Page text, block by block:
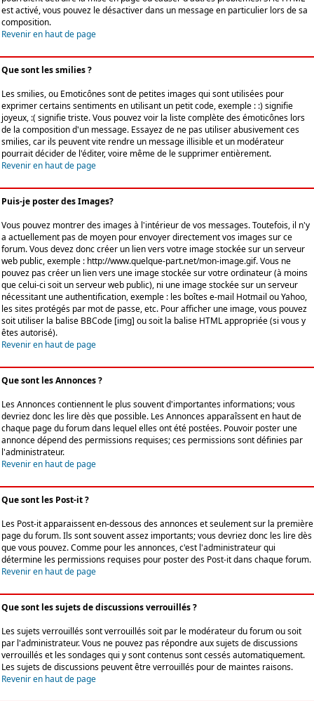
est activé, vous pouvez le désactiver dans un message en particulier lors de sa
composition.
Revenir en haut de page
Que sont les smilies ?
Les smilies, ou Emoticônes sont de petites images qui sont utilisées pour
exprimer certains sentiments en utilisant un petit code, exemple : :) signifie
joyeux, :( signifie triste. Vous pouvez voir la liste complète des émoticônes lors
de la composition d'un message. Essayez de ne pas utiliser abusivement ces
smilies, car ils peuvent vite rendre un message illisible et un modérateur
pourrait décider de l'éditer, voire même de le supprimer entièrement.
Revenir en haut de page
Puis-je poster des Images?
Vous pouvez montrer des images à l'intérieur de vos messages. Toutefois, il n'y
a actuellement pas de moyen pour envoyer directement vos images sur ce
forum. Vous devez donc créer un lien vers votre image stockée sur un serveur
web public, exemple : http://www.quelque-part.net/mon-image.gif. Vous ne
pouvez pas créer un lien vers une image stockée sur votre ordinateur (à moins
que celui-ci soit un serveur web public), ni une image stockée sur un serveur
nécessitant une authentification, exemple : les boîtes e-mail Hotmail ou Yahoo,
les sites protégés par mot de passe, etc. Pour afficher une image, vous pouvez
soit utiliser la balise BBCode [img] ou soit la balise HTML appropriée (si vous y
êtes autorisé).
Revenir en haut de page
Que sont les Annonces ?
Les Annonces contiennent le plus souvent d'importantes informations; vous
devriez donc les lire dès que possible. Les Annonces apparaîssent en haut de
chaque page du forum dans lequel elles ont été postées. Pouvoir poster une
annonce dépend des permissions requises; ces permissions sont définies par
l'administrateur.
Revenir en haut de page
Que sont les Post-it ?
Les Post-it apparaissent en-dessous des annonces et seulement sur la première
page du forum. Ils sont souvent assez importants; vous devriez donc les lire dès
que vous pouvez. Comme pour les annonces, c'est l'administrateur qui
détermine les permissions requises pour poster des Post-it dans chaque forum.
Revenir en haut de page
Que sont les sujets de discussions verrouillés ?
Les sujets verrouillés sont verrouillés soit par le modérateur du forum ou soit
par l'administrateur. Vous ne pouvez pas répondre aux sujets de discussions
verrouillés et les sondages qui y sont contenus sont cessés automatiquement.
Les sujets de discussions peuvent être verrouillés pour de maintes raisons.
Revenir en haut de page